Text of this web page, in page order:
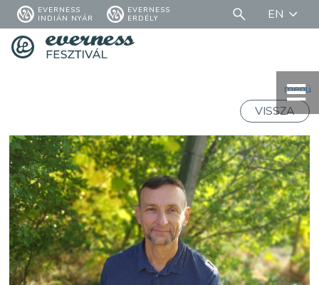
EVERNESS
INDIÁN NYÁR
EVERNESS
ERDÉLY
EN
menü
VISSZA